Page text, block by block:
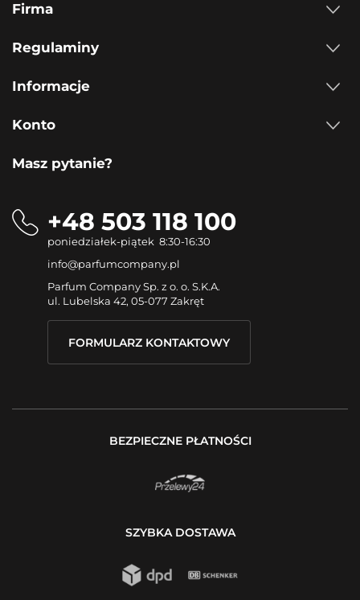
Firma
Regulaminy
Informacje
Konto
Masz pytanie?
+48 503 118 100
poniedziałek-piątek 8:30-16:30
info@parfumcompany.pl
Parfum Company Sp. z o. o. S.K.A.
ul. Lubelska 42, 05-077 Zakręt
FORMULARZ KONTAKTOWY
BEZPIECZNE PŁATNOŚCI
SZYBKA DOSTAWA